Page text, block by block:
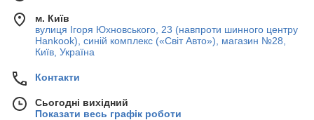
м. Київ
вулиця Ігоря Юхновського, 23 (навпроти шинного центру
Hankook), синій комплекс («Світ Авто»), магазин №28,
Київ, Україна
Контакти
Сьогодні вихідний
Показати весь графік роботи